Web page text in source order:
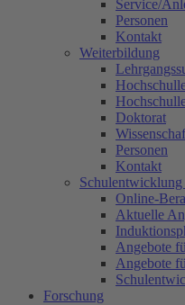
Service/
Personen
Kontakt
Weiterbildung
Doktorat
Personen
Kontakt
Online-
Aktuelle
Angebote
Angebote
Forschung